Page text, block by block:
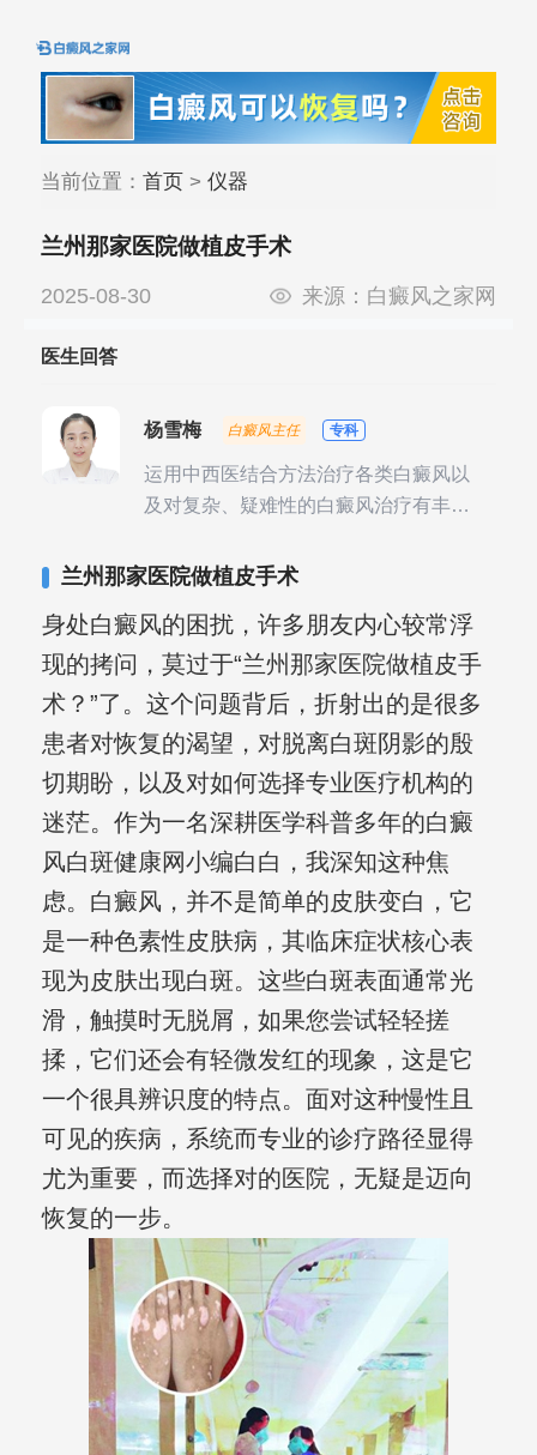
当前位置： 首页> 仪器
兰州那家医院做植皮手术
2025-08-30 来源： 白癜风之家网
医生回答
杨雪梅 白癜风主任 专科
运用中西医结合方法治疗各类白癜风以
及对复杂、疑难性的白癜风治疗有丰富
合巩固用药的调理，并对白癜风患者的
导，全方位帮助患者康复。
兰州那家医院做植皮手术
身处白癜风的困扰，许多朋友内心较常浮
现的拷问，莫过于“兰州那家医院做植皮手
术？”了。这个问题背后，折射出的是很多
患者对恢复的渴望，对脱离白斑阴影的殷
切期盼，以及对如何选择专业医疗机构的
迷茫。作为一名深耕医学科普多年的白癜
风白斑健康网小编白白，我深知这种焦
虑。白癜风，并不是简单的皮肤变白，它
是一种色素性皮肤病，其临床症状核心表
现为皮肤出现白斑。这些白斑表面通常光
滑，触摸时无脱屑，如果您尝试轻轻搓
揉，它们还会有轻微发红的现象，这是它
一个很具辨识度的特点。面对这种慢性且
可见的疾病，系统而专业的诊疗路径显得
尤为重要，而选择对的医院，无疑是迈向
恢复的一步。